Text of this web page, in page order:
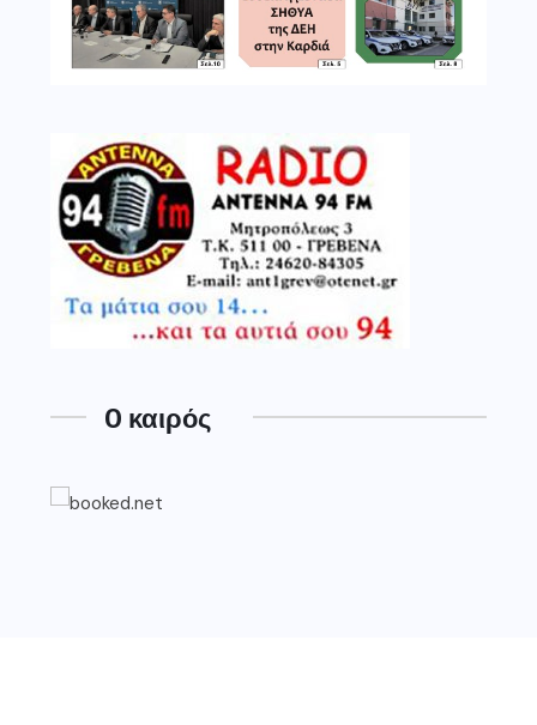
O καιρός